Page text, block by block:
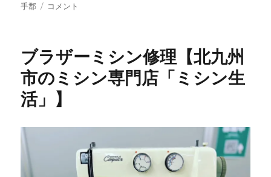
手郡
ア
ー
ミ
コメント
ブラザーミシン修理【北九州
市のミシン専門店「ミシン生
活」】